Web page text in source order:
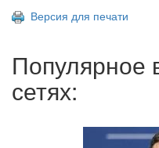
Версия для печати
Популярное
сетях: